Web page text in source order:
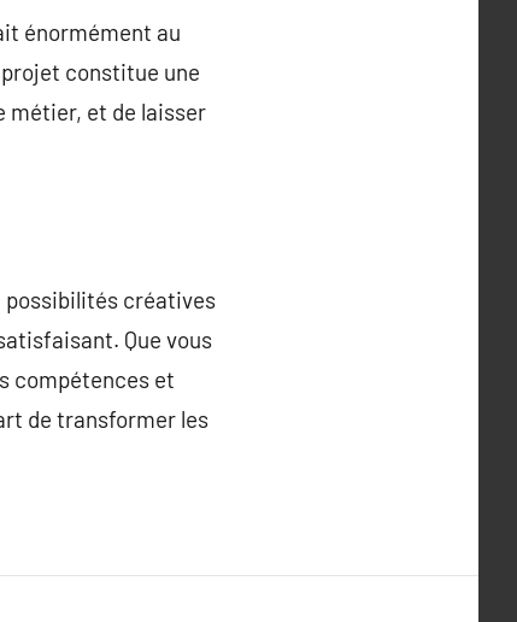
énormément au
constitue une
métier, et de laisser
possibilités créatives
Que vous
compétences et
de transformer les